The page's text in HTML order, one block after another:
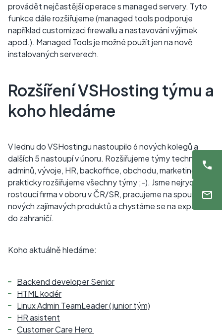
provádět nejčastější operace s managed servery. Tyto
funkce dále rozšiřujeme (managed tools podporuje
například customizaci firewallu a nastavování výjimek
apod.). Managed Tools je možné použít jen na nově
instalovaných serverech.
Rozšíření VSHosting týmu a
koho hledáme
V lednu do VSHostingu nastoupilo 6 nových kolegů a
dalších 5 nastoupí v únoru. Rozšiřujeme týmy techniků,
adminů, vývoje, HR, backoffice, obchodu, marketingu..
prakticky rozšiřujeme všechny týmy ;-). Jsme nejrychleji
rostoucí firma v oboru v ČR/SR, pracujeme na spoustě
nových zajímavých produktů a chystáme se na expanzi
do zahraničí.
Koho aktuálně hledáme:
Backend developer Senior
HTML kodér
Linux Admin TeamLeader (junior tým)
HR asistent
Customer Care Hero